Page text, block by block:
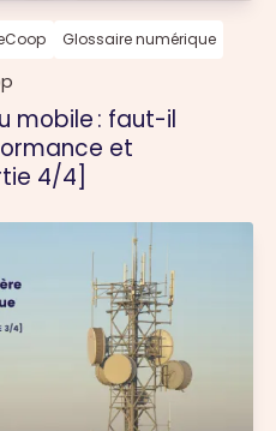
mobile : faut-il
et
4/4]
Glossaire numérique